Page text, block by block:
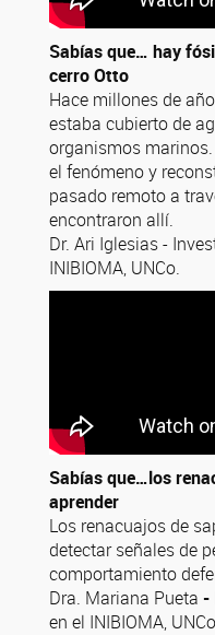
Sabías que… hay
cerro Otto
Hace millones de
estaba cubierto de
organismos
el fenómeno y
pasado remoto a
encontraron allí.
Dr. Ari Iglesias -
INIBIOMA, UNCo.
Sabías que…los
aprender
Los renacuajos de
detectar señales de
comportamiento
Dra. Mariana Pueta -
en el INIBIOMA,